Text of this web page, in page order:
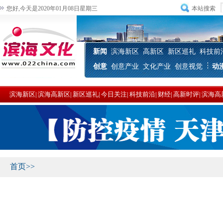
您好,今天是2020年01月08日星期三 本站搜索
新闻 滨海新区 高新区 新区巡礼 科技前
创意 创意产业 文化产业 创意视觉 动
滨海新区| 滨海高新区| 新区巡礼| 今日关注| 科技前沿| 财经| 高新时评| 滨海高
首页>>